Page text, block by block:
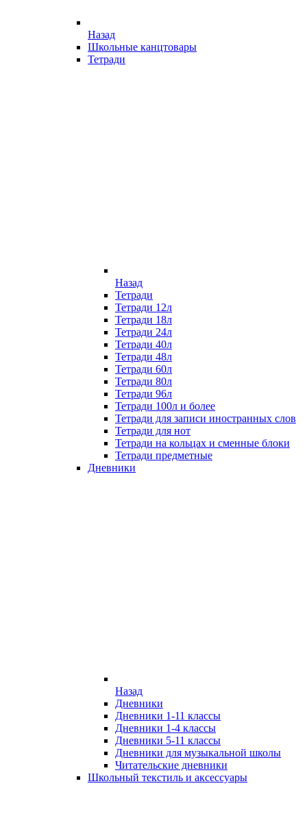
Назад
Школьные канцтовары
Тетради
Назад
Тетради
Тетради 12л
Тетради 18л
Тетради 24л
Тетради 40л
Тетради 48л
Тетради 60л
Тетради 80л
Тетради 96л
Тетради 100л и более
Тетради для записи иностранных слов
Тетради для нот
Тетради на кольцах и сменные блоки
Тетради предметные
Дневники
Назад
Дневники
Дневники 1-11 классы
Дневники 1-4 классы
Дневники 5-11 классы
Дневники для музыкальной школы
Читательские дневники
Школьный текстиль и аксессуары